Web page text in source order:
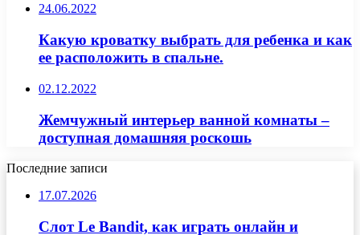
24.06.2022
Какую кроватку выбрать для ребенка и как
ее расположить в спальне.
02.12.2022
Жемчужный интерьер ванной комнаты –
доступная домашняя роскошь
Последние записи
17.07.2026
Слот Le Bandit, как играть онлайн и